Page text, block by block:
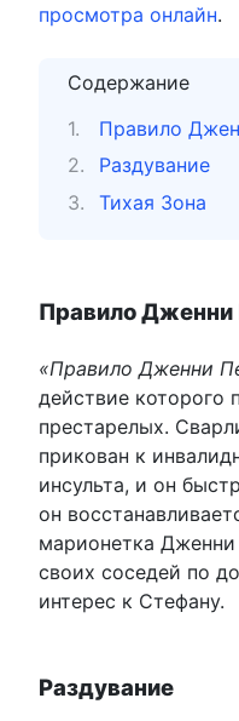
просмотра онлайн.
Содержание
Правило
Раздувание
Тихая Зона
Правило Дженни
«Правило Дженни
действие которого
престарелых.
прикован к
инсульта, и он
он
марионетка
своих соседей по
интерес к Стефану.
Раздувание